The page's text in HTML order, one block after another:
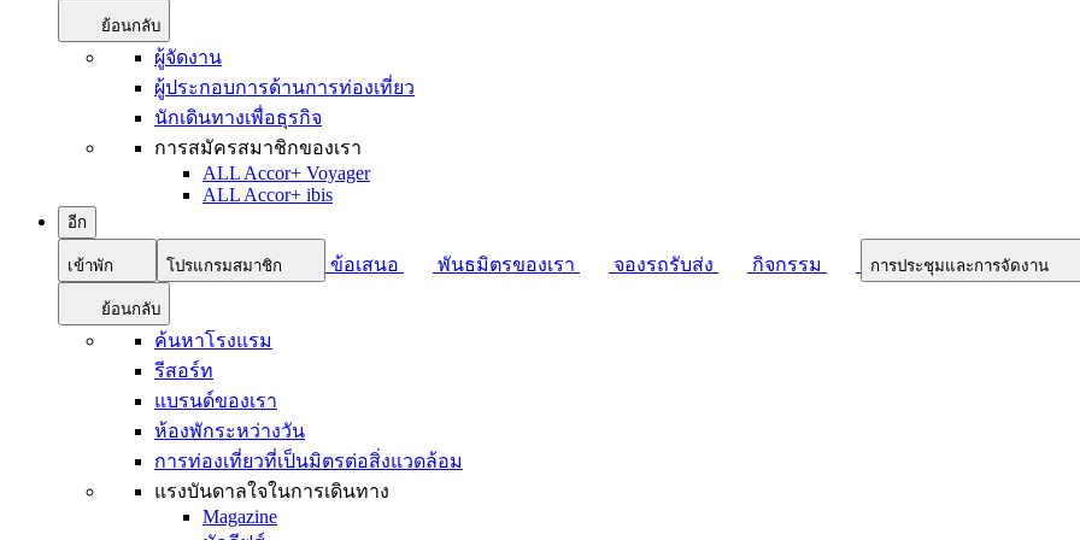
ย้อนกลับ
ผู้จัดงาน
ผู้ประกอบการด้านการท่องเที่ยว
นักเดินทางเพื่อธุรกิจ
การสมัครสมาชิกของเรา
ALL Accor+ Voyager
ALL Accor+ ibis
อีก
เข้าพัก โปรแกรมสมาชิก ข้อเสนอ พันธมิตรของเรา จองรถรับส่ง กิจกรรม การประชุมและการจัดงาน
ย้อนกลับ
ค้นหาโรงแรม
รีสอร์ท
แบรนด์ของเรา
ห้องพักระหว่างวัน
การท่องเที่ยวที่เป็นมิตรต่อสิ่งแวดล้อม
แรงบันดาลใจในการเดินทาง
Magazine